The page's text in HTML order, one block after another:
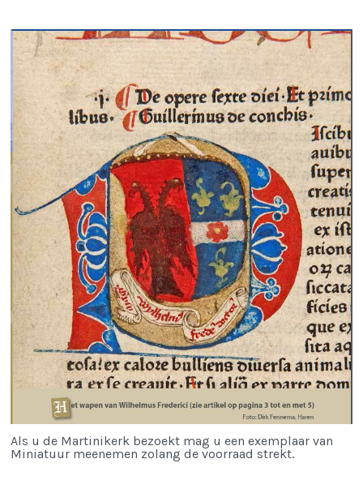
Als u de Martinikerk bezoekt mag u een exemplaar van
Miniatuur meenemen zolang de voorraad strekt.